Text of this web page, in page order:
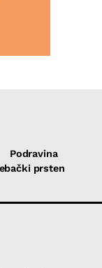
Podravina
prsten